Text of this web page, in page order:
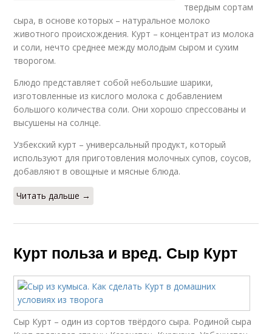
твердым сортам
сыра, в основе которых – натуральное молоко
животного происхождения. Курт – концентрат из молока
и соли, нечто среднее между молодым сыром и сухим
творогом.
Блюдо представляет собой небольшие шарики,
изготовленные из кислого молока с добавлением
большого количества соли. Они хорошо спрессованы и
высушены на солнце.
Узбекский курт – универсальный продукт, который
используют для приготовления молочных супов, соусов,
добавляют в овощные и мясные блюда.
Читать дальше →
Курт польза и вред. Сыр Курт
Сыр Курт – один из сортов твёрдого сыра. Родиной сыра